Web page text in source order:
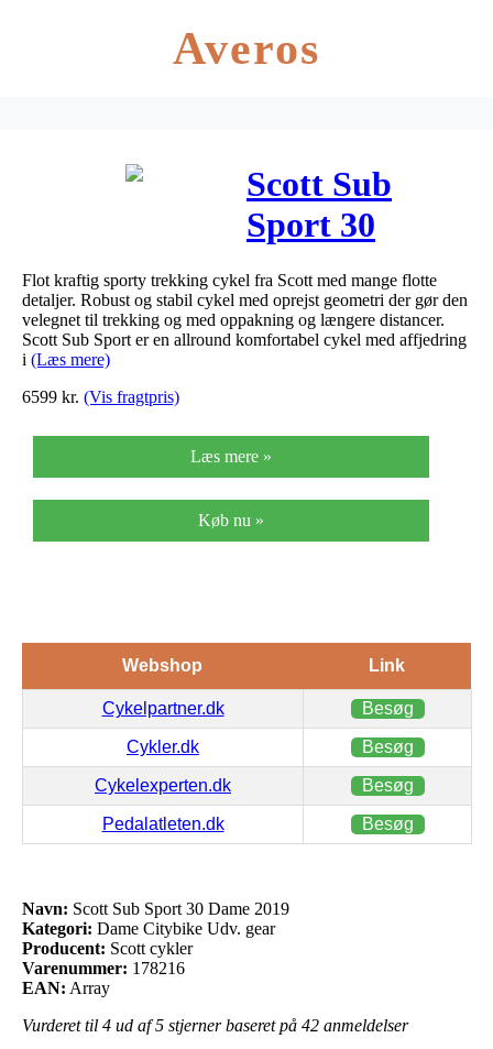
Averos
Scott Sub
Sport 30
Dame 2019
Flot kraftig sporty trekking cykel fra Scott med mange flotte
detaljer. Robust og stabil cykel med oprejst geometri der gør den
velegnet til trekking og med oppakning og længere distancer.
Scott Sub Sport er en allround komfortabel cykel med affjedring
i (Læs mere)
6599 kr. (Vis fragtpris)
Læs mere »
Køb nu »
Webshop Link
Cykelpartner.dk Besøg
Cykler.dk Besøg
Cykelexperten.dk Besøg
Pedalatleten.dk Besøg
Navn: Scott Sub Sport 30 Dame 2019
Kategori: Dame Citybike Udv. gear
Producent: Scott cykler
Varenummer: 178216
EAN: Array
Vurderet til 4 ud af 5 stjerner baseret på 42 anmeldelser